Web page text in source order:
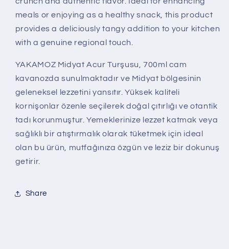
meals or enjoying as a healthy snack, this product
provides a deliciously tangy addition to your kitchen
with a genuine regional touch.
YAKAMOZ Midyat Acur Turşusu, 700ml cam
kavanozda sunulmaktadır ve Midyat bölgesinin
geleneksel lezzetini yansıtır. Yüksek kaliteli
kornişonlar özenle seçilerek doğal çıtırlığı ve otantik
tadı korunmuştur. Yemeklerinize lezzet katmak veya
sağlıklı bir atıştırmalık olarak tüketmek için ideal
olan bu ürün, mutfağınıza özgün ve leziz bir dokunuş
getirir.
Share